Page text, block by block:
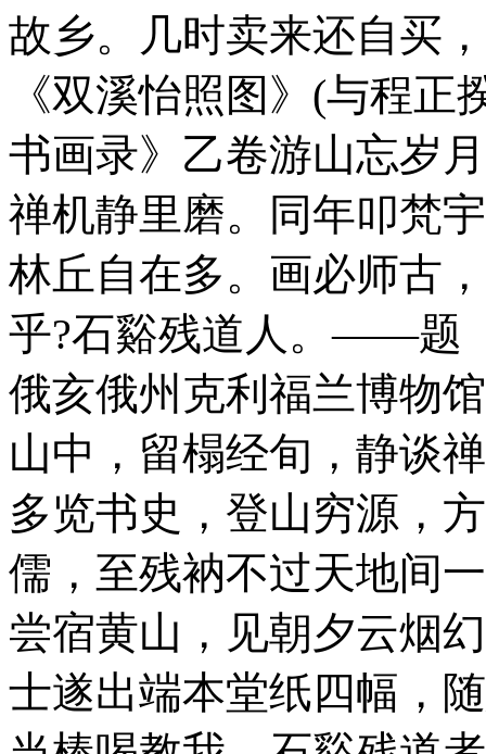
故乡。几时卖来还自买
《双溪怡照图》(与程正
书画录》乙卷游山忘岁
禅机静里磨。同年叩梵
林丘自在多。画必师古
乎?石谿残道人。——题《
俄亥俄州克利福兰博物
山中，留榻经旬，静谈
多览书史，登山穷源，
儒，至残衲不过天地间
尝宿黄山，见朝夕云烟
士遂出端本堂纸四幅，